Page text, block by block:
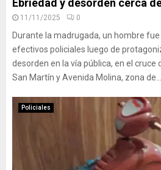
Ebriedad y desorden cerca
11/11/2025 0
Durante la madrugada, un hombre
efectivos policiales luego de
desorden en la vía pública, en el cruce
San Martín y Avenida Molina, zona de...
Policiales